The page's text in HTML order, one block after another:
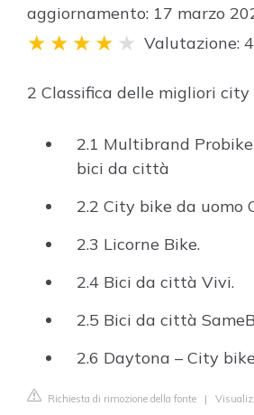
aggiornamento: 17 marzo
Valutazione:
2 Classifica delle migliori city
2.1 Multibrand
bici da città
2.2 City bike da uomo
2.3 Licorne Bike.
2.4 Bici da città Vivi.
2.5 Bici da città
2.6 Daytona – City
Richiesta di rimozione della fonte |